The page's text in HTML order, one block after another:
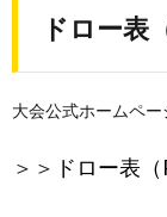
ドロー表
大会公式ホームペ
＞＞ ドロー表（